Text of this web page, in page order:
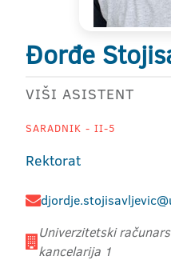
Đorđe
VIŠI ASISTENT
SARADNIK - II-5
Rektorat
Univerzitetski
kancelarija 1